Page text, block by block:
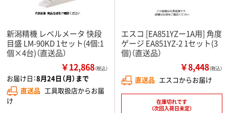
新潟精機 レベルメータ 快段
目盛 LM-90KD 1セット(4個:1
個×4台)（直送品）
￥12,868（税込）
お届け日：8月24日（月）まで
直送品 工具取扱店からお届
け
エスコ [EA851YZー1A用] 角度
ゲージ EA851YZ-2 1セット(3
個)（直送品）
￥8,448（税込）
直送品 エスコからお届け
在庫切れです
（次回入荷日未定）